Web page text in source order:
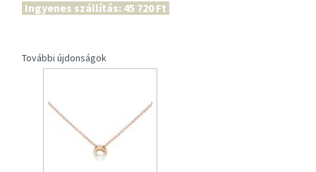
Ingyenes szállítás: 45 720 Ft
További újdonságok